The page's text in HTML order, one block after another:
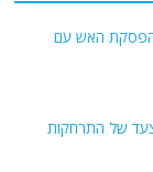
הפסקת האש עם
של התרחקות